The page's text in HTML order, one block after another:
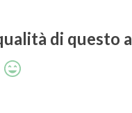
di questo